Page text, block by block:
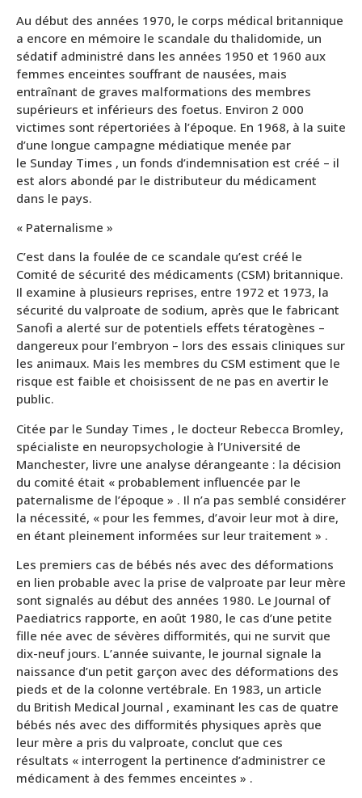
Au début des années 1970, le corps médical britannique
a encore en mémoire le scandale du thalidomide, un
sédatif administré dans les années 1950 et 1960 aux
femmes enceintes souffrant de nausées, mais
entraînant de graves malformations des membres
supérieurs et inférieurs des foetus. Environ 2 000
victimes sont répertoriées à l’époque. En 1968, à la suite
d’une longue campagne médiatique menée par
le Sunday Times , un fonds d’indemnisation est créé – il
est alors abondé par le distributeur du médicament
dans le pays.
« Paternalisme »
C’est dans la foulée de ce scandale qu’est créé le
Comité de sécurité des médicaments (CSM) britannique.
Il examine à plusieurs reprises, entre 1972 et 1973, la
sécurité du valproate de sodium, après que le fabricant
Sanofi a alerté sur de potentiels effets tératogènes –
dangereux pour l’embryon – lors des essais cliniques sur
les animaux. Mais les membres du CSM estiment que le
risque est faible et choisissent de ne pas en avertir le
public.
Citée par le Sunday Times , le docteur Rebecca Bromley,
spécialiste en neuropsychologie à l’Université de
Manchester, livre une analyse dérangeante : la décision
du comité était « probablement influencée par le
paternalisme de l’époque » . Il n’a pas semblé considérer
la nécessité, « pour les femmes, d’avoir leur mot à dire,
en étant pleinement informées sur leur traitement » .
Les premiers cas de bébés nés avec des déformations
en lien probable avec la prise de valproate par leur mère
sont signalés au début des années 1980. Le Journal of
Paediatrics rapporte, en août 1980, le cas d’une petite
fille née avec de sévères difformités, qui ne survit que
dix-neuf jours. L’année suivante, le journal signale la
naissance d’un petit garçon avec des déformations des
pieds et de la colonne vertébrale. En 1983, un article
du British Medical Journal , examinant les cas de quatre
bébés nés avec des difformités physiques après que
leur mère a pris du valproate, conclut que ces
résultats « interrogent la pertinence d’administrer ce
médicament à des femmes enceintes » .